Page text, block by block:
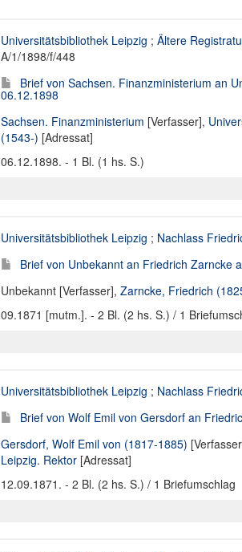
Universitätsbibliothek Leipzig ; Ältere
A/1/1898/f/448
Brief von Sachsen. Finanzministerium an
06.12.1898
Sachsen. Finanzministerium [Verfasser],
(1543-) [Adressat]
06.12.1898. - 1 Bl. (1 hs. S.)
Universitätsbibliothek Leipzig ; Nachlass
Brief von Unbekannt an Friedrich Zarncke
Unbekannt [Verfasser], Zarncke, Friedrich
09.1871 [mutm.]. - 2 Bl. (2 hs. S.) / 1
Universitätsbibliothek Leipzig ; Nachlass
Brief von Wolf Emil von Gersdorf an
Gersdorf, Wolf Emil von (1817-1885)
Leipzig. Rektor [Adressat]
12.09.1871. - 2 Bl. (2 hs. S.) / 1 Briefumschlag